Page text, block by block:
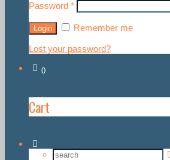
Password *
Remember me
Lost your password?
0
Cart